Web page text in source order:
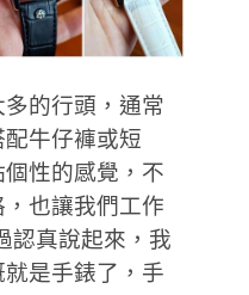
的行頭，通常
牛仔褲或短
性的感覺，不
也讓我們工作
認真說起來，我
是手錶了，手